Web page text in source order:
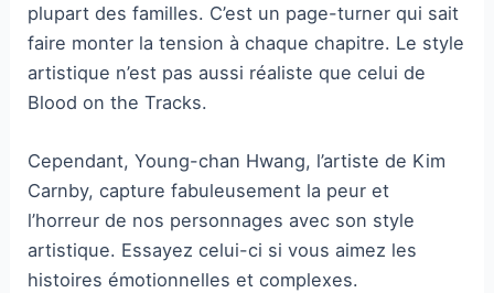
plupart des familles. C’est un page-turner qui sait
faire monter la tension à chaque chapitre. Le style
artistique n’est pas aussi réaliste que celui de
Blood on the Tracks.
Cependant, Young-chan Hwang, l’artiste de Kim
Carnby, capture fabuleusement la peur et
l’horreur de nos personnages avec son style
artistique. Essayez celui-ci si vous aimez les
histoires émotionnelles et complexes.